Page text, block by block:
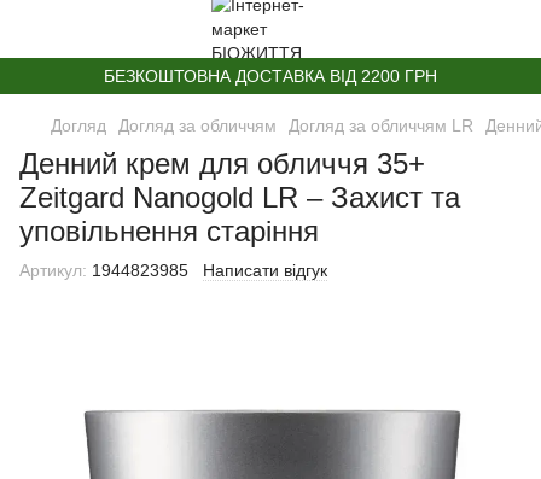
БЕЗКОШТОВНА ДОСТАВКА ВІД 2200 ГРН
Догляд Догляд за обличчям Догляд за обличчям LR
Денний крем для обличчя 35+
Zeitgard Nanogold LR – Захист та
уповільнення старіння
Артикул: 1944823985 Написати відгук